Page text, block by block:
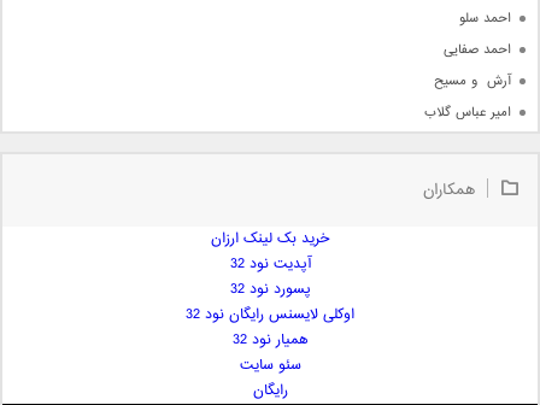
احمد سلو
احمد صفایی
آرش  و مسیح
امیر عباس گلاب
امیر علی
همکاران
خرید بک لینک ارزان
آپدیت نود 32
پسورد نود 32
اوکلی لایسنس رایگان نود 32
همیار نود 32
سئو سایت
رایگان